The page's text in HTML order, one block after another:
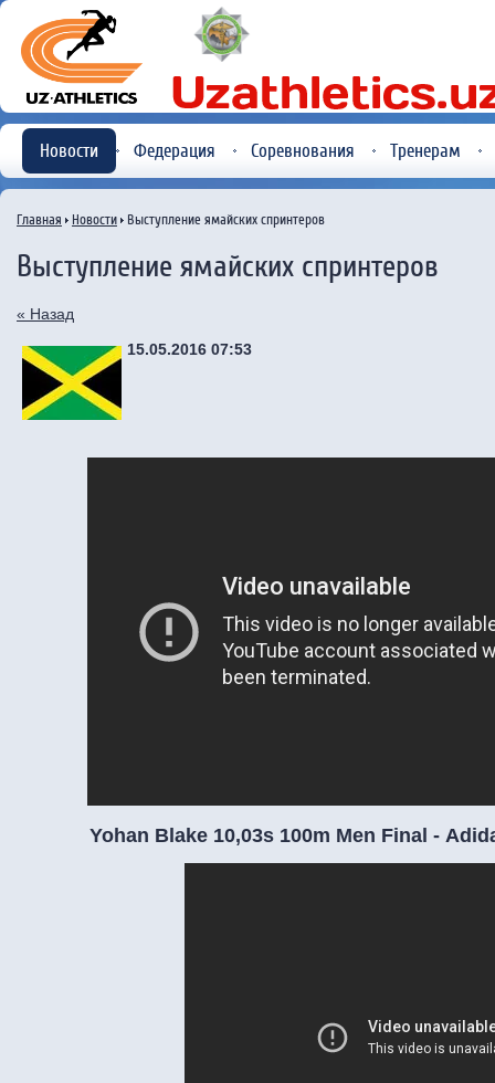
Новости Федерация Соревнования Тренерам
Главная Новости Выступление ямайских спринтеров
Выступление ямайских спринтеров
« Назад
15.05.2016 07:53
Yohan Blake 10,03s 100m Men Final -